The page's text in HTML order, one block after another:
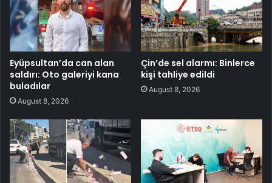
Eyüpsultan’da can alan
saldırı: Oto galeriyi kana
buladılar
August 8, 2026
Çin’de sel alarmı: Binlerce
kişi tahliye edildi
August 8, 2026